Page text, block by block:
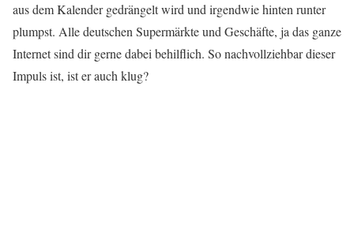
aus dem Kalender gedrängelt wird und irgendwie hinten runter
plumpst. Alle deutschen Supermärkte und Geschäfte, ja das ganze
Internet sind dir gerne dabei behilflich. So nachvollziehbar dieser
Impuls ist, ist er auch klug?